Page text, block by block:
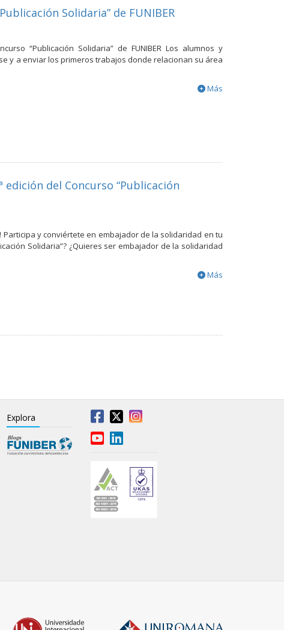
Solidaria” de FUNIBER
“Publicación Solidaria” de FUNIBER Los alumnos y
y a enviar los primeros trabajos donde relacionan su área
Más
del Concurso “Publicación
Participa y conviértete en embajador de la solidaridad en tu
Solidaria”? ¿Quieres ser embajador de la solidaridad
Más
Explora